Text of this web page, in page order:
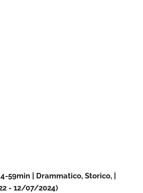
59min | Drammatico, Storico, |
- 12/07/2024)